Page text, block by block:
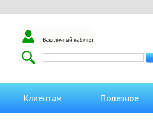
Клиентам Полезное